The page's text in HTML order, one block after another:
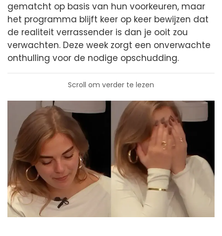
gematcht op basis van hun voorkeuren, maar
het programma blijft keer op keer bewijzen dat
de realiteit verrassender is dan je ooit zou
verwachten. Deze week zorgt een onverwachte
onthulling voor de nodige opschudding.
Scroll om verder te lezen